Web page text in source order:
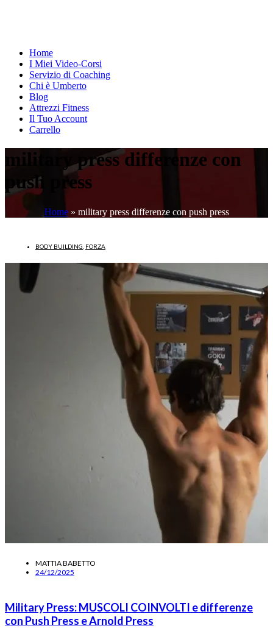
Home
I Miei Video-Corsi
Servizio di Coaching
Chi è Umberto
Blog
Attrezzi Fitness
Il Tuo Account
Carrello
military press differenze con
push press
Home» military press differenze con push press
BODY BUILDING FORZA
MATTIA BABETTO
24/12/2025
Military Press: MUSCOLI COINVOLTI e differenze
con Push Press e Arnold Press